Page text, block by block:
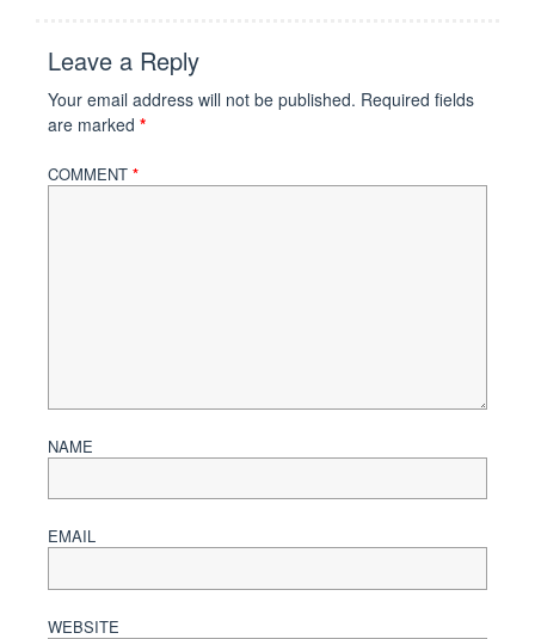
Leave a Reply
Your email address will not be published. Required fields
are marked *
COMMENT *
NAME
EMAIL
WEBSITE